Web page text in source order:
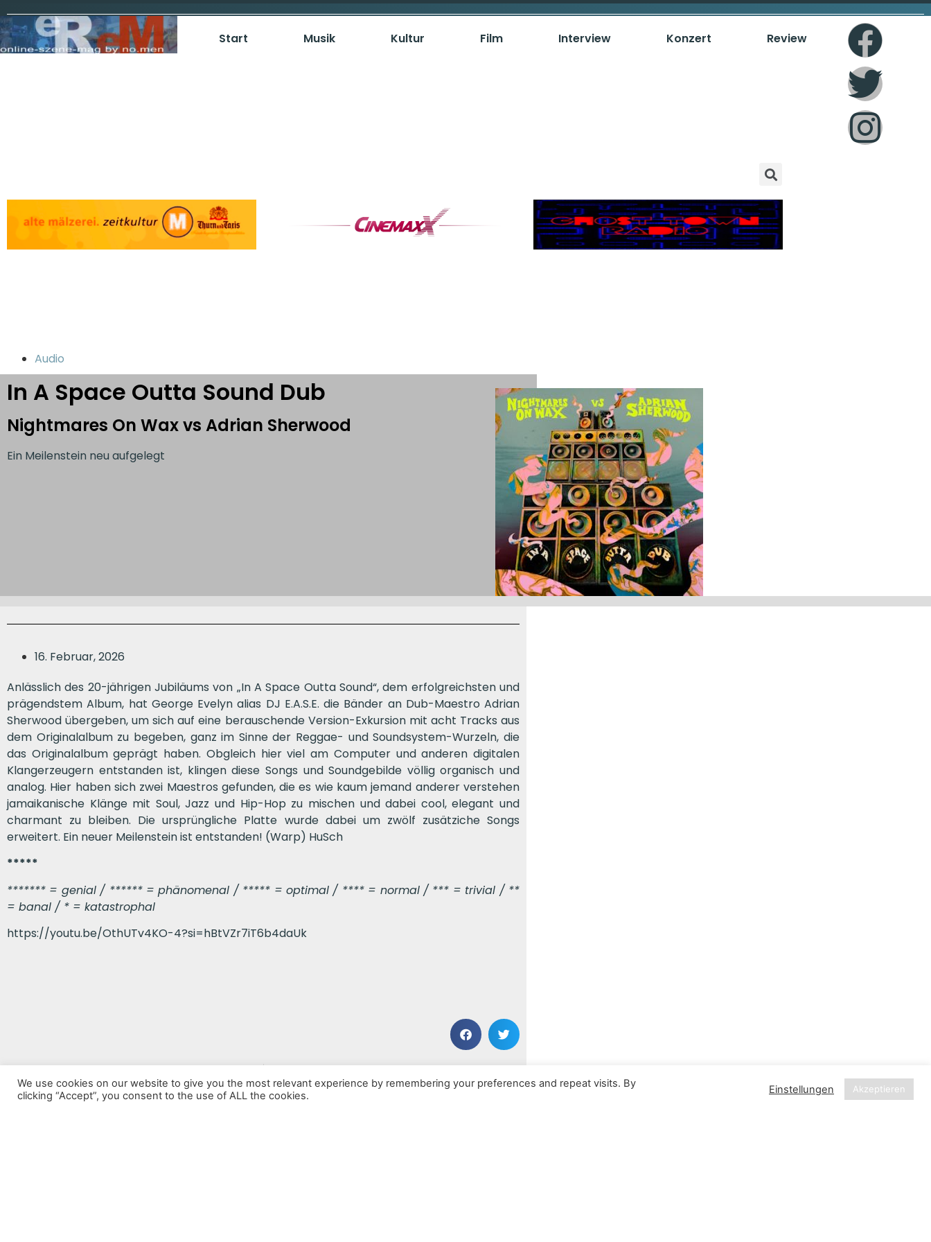
Start Musik Kultur Film Interview Konzert Review
Audio
In A Space Outta Sound Dub
Nightmares On Wax vs Adrian Sherwood
Ein Meilenstein neu aufgelegt
16. Februar, 2026
Anlässlich des 20-jährigen Jubiläums von „In A Space Outta Sound“, dem erfolgreichsten und
prägendstem Album, hat George Evelyn alias DJ E.A.S.E. die Bänder an Dub-Maestro Adrian
Sherwood übergeben, um sich auf eine berauschende Version-Exkursion mit acht Tracks aus
dem Originalalbum zu begeben, ganz im Sinne der Reggae- und Soundsystem-Wurzeln, die
das Originalalbum geprägt haben. Obgleich hier viel am Computer und anderen digitalen
Klangerzeugern entstanden ist, klingen diese Songs und Soundgebilde völlig organisch und
analog. Hier haben sich zwei Maestros gefunden, die es wie kaum jemand anderer verstehen
jamaikanische Klänge mit Soul, Jazz und Hip-Hop zu mischen und dabei cool, elegant und
charmant zu bleiben. Die ursprüngliche Platte wurde dabei um zwölf zusätziche Songs
erweitert. Ein neuer Meilenstein ist entstanden! (Warp) HuSch
*****
******* = genial / ****** = phänomenal / ***** = optimal / **** = normal / *** = trivial / **
= banal / * = katastrophal
https://youtu.be/OthUTv4KO-4?si=hBtVZr7iT6b4daUk
Abysmal Affairs Into the Blue
We use cookies on our website to give you the most relevant experience by remembering your preferences and repeat visits. By
clicking “Accept”, you consent to the use of ALL the cookies.
Einstellungen Akzeptieren